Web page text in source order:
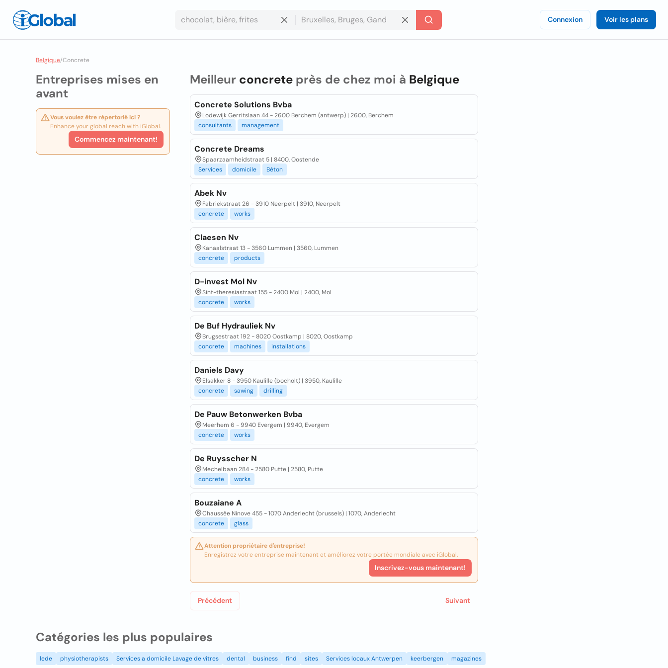
Connexion Voir les plans
Belgique/Concrete
Entreprises mises en
avant
Vous voulez être répertorié ici ?
Enhance your global reach with iGlobal.
Commencez maintenant!
Meilleur concreteprès de chez moi à Belgique
Concrete Solutions Bvba
Lodewijk Gerritslaan 44 - 2600 Berchem (antwerp) | 2600, Berchem
consultants
management
Concrete Dreams
Spaarzaamheidstraat 5 | 8400, Oostende
Services
domicile Béton
Abek Nv
Fabriekstraat 26 - 3910 Neerpelt | 3910, Neerpelt
concrete
works
Claesen Nv
Kanaalstraat 13 - 3560 Lummen | 3560, Lummen
concrete
products
D-invest Mol Nv
Sint-theresiastraat 155 - 2400 Mol | 2400, Mol
concrete
works
De Buf Hydrauliek Nv
Brugsestraat 192 - 8020 Oostkamp | 8020, Oostkamp
concrete
machines installations
Daniels Davy
Elsakker 8 - 3950 Kaulille (bocholt) | 3950, Kaulille
concrete
sawing drilling
De Pauw Betonwerken Bvba
Meerhem 6 - 9940 Evergem | 9940, Evergem
concrete
works
De Ruysscher N
Mechelbaan 284 - 2580 Putte | 2580, Putte
concrete
works
Bouzaiane A
Chaussée Ninove 455 - 1070 Anderlecht (brussels) | 1070, Anderlecht
concrete
glass
Attention propriétaire d'entreprise!
Enregistrez votre entreprise maintenant et améliorez votre portée mondiale avec iGlobal.
Inscrivez-vous maintenant!
Précédent Suivant
Catégories les plus populaires
lede physiotherapists Services a domicile Lavage de vitres dental business find sites Services locaux Antwerpen keerbergen magazines